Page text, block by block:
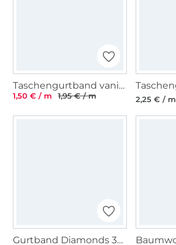
Taschengurtband vanille 25 mm
1,50 € / m 1,95 € / m 2,25 € / m
Gurtband Diamonds 38mm , olivgrün